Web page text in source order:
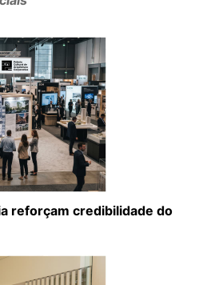
reforçam credibilidade do